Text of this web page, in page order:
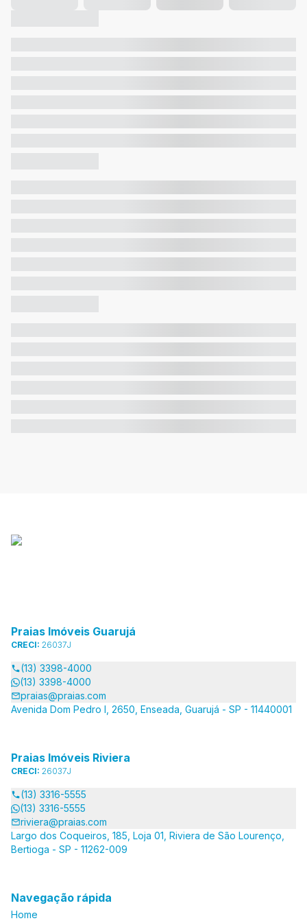
Praias Imóveis Guarujá
CRECI: 26037J
(13) 3398-4000
(13) 3398-4000
praias@praias.com
Avenida Dom Pedro I, 2650, Enseada, Guarujá - SP - 11440001
Praias Imóveis Riviera
CRECI: 26037J
(13) 3316-5555
(13) 3316-5555
riviera@praias.com
Largo dos Coqueiros, 185, Loja 01, Riviera de São Lourenço,
Bertioga - SP - 11262-009
Navegação rápida
Home